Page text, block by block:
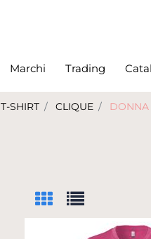
Marchi Trading
T-SHIRT CLIQUE DONNA